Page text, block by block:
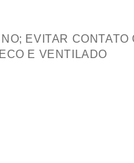
EVITAR CONTATO
E VENTILADO